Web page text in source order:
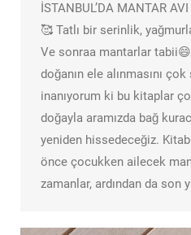
İSTANBUL’DA MANTAR
🥰 Tatlı bir serinlik,
Ve sonraa mantarlar
doğanın ele alınmasını
inanıyorum ki bu kitaplar
doğayla aramızda bağ
yeniden hissedeceğiz.
önce çocukken ailecek
zamanlar, ardından da son